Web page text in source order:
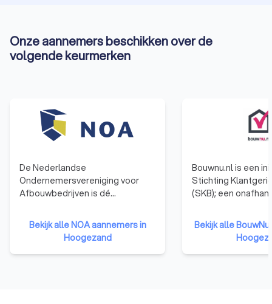
Onze aannemers beschikken over de
volgende keurmerken
De Nederlandse
Ondernemersvereniging voor
Afbouwbedrijven is dé
ondernemers van een
stukadoors-, vloeren-, terrazzo-,
natuursteenbewerking-,
blokkenstel-, plafond- en
Bekijk alle NOA aannemers in
Hoogezand
Bouwnu.nl is een
Stichting
(SKB); een
Op basis van
en informatie over
helpt bouwnu.nl je
van een goede
Bekijk alle